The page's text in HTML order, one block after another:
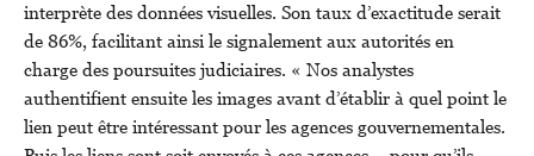
interprète des données visuelles. Son taux d’exactitude serait
de 86%, facilitant ainsi le signalement aux autorités en
charge des poursuites judiciaires. « Nos analystes
authentifient ensuite les images avant d’établir à quel point le
lien peut être intéressant pour les agences gouvernementales.